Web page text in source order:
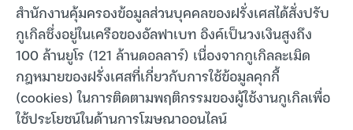
สำนักงานคุ้มครองข้อมูลส่วนบุคคลของฝรั่งเศสได้สั่งปรับ
กูเกิลซึ่งอยู่ในเครือของอัลฟาเบท อิงค์เป็นวงเงินสูงถึง
100 ล้านยูโร (121 ล้านดอลลาร์) เนื่องจากกูเกิลละเมิด
กฎหมายของฝรั่งเศสที่เกี่ยวกับการใช้ข้อมูลคุกกี้
(cookies) ในการติดตามพฤติกรรมของผู้ใช้งานกูเกิลเพื่อ
ใช้ประโยชน์ในด้านการโฆษณาออนไลน์